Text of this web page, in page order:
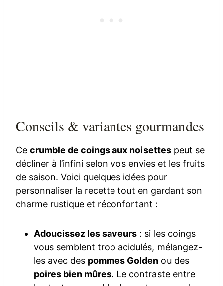
Conseils & variantes gourmandes
Cecrumble de coings aux noisettespeut se
décliner à l’infini selon vos envies et les fruits
de saison. Voici quelques idées pour
personnaliser la recette tout en gardant son
charme rustique et réconfortant :
Adoucissez les saveurs : si les coings
vous semblent trop acidulés, mélangez-
les avec des pommes Golden ou des
poires bien mûres. Le contraste entre